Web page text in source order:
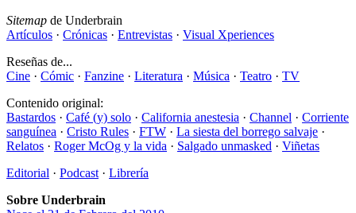
Sitemap de Underbrain
Artículos · Crónicas · Entrevistas · Visual Xperiences
Reseñas de...
Cine · Cómic · Fanzine · Literatura · Música · Teatro · TV
Contenido original:
Bastardos · Café (y) solo · California anestesia · Channel · Corriente
sanguínea · Cristo Rules · FTW · La siesta del borrego salvaje ·
Relatos · Roger McOg y la vida · Salgado unmasked · Viñetas
Editorial · Podcast · Librería
Sobre Underbrain